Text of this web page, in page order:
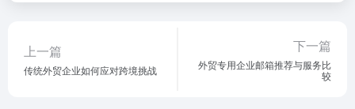
上一篇
传统外贸企业如何应对跨境挑战
下一篇
外贸专用企业邮箱推荐与服务比
较